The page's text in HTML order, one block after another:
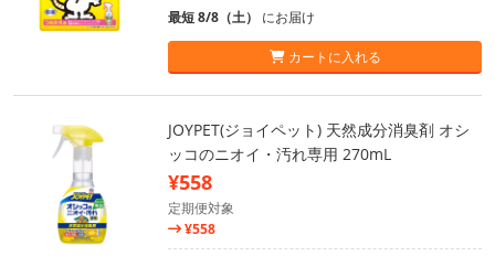
最短 8/8（土） にお届け
カートに入れる
JOYPET(ジョイペット) 天然成分消臭剤 オシ
ッコのニオイ・汚れ専用 270mL
¥558
定期便対象
¥558